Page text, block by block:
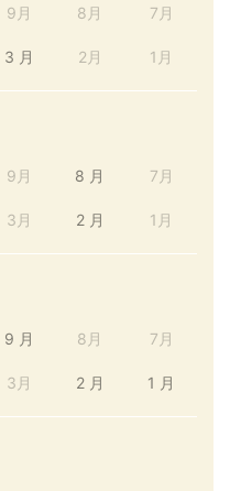
9月 8月 7月
3 月 2月 1月
9月 8 月 7月
3月 2 月 1月
9 月 8月 7月
3月 2 月 1 月